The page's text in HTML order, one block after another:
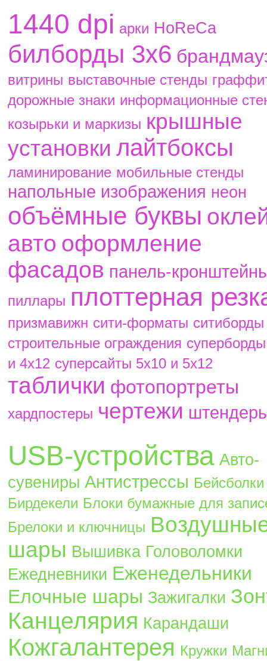
1440 dpi aрки HoReCa
билборды 3х6
витрины выставочные стенды
дорожные знаки информационные
козырьки и маркизы крышные
установки лайтбоксы
ламинирование мобильные стенды
напольные изображения неон
объёмные буквы
авто оформление
фасадов панель-
пиллары плоттерная
призмавижн сити-форматы ситиборды
строительные ограждения
и 4х12 суперсайты 5х10 и 5х12
таблички фотопортреты
хардпостеры чертежи
USB-устройства Авто-
сувениры Антистрессы Бейсболки
Бирдекели Блоки бумажные для
Брелоки и ключницы
шары Вышивка Головоломки
Ежедневники Еженедельники
Елочные шары Зажигалки
Канцелярия Карандаши
Кожгалантерея Кружки